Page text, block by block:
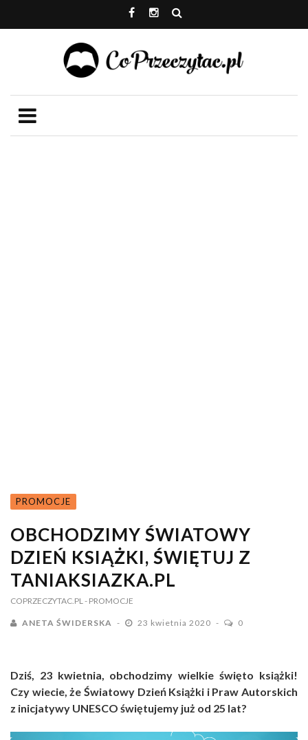
PROMOCJE
OBCHODZIMY ŚWIATOWY
DZIEŃ KSIĄŻKI, ŚWIĘTUJ Z
TANIAKSIAZKA.PL
COPRZECZYTAC.PL - PROMOCJE
ANETA ŚWIDERSKA 23 kwietnia 2020 0
Dziś, 23 kwietnia, obchodzimy wielkie święto książki!
Czy wiecie, że Światowy Dzień Książki i Praw Autorskich
z inicjatywy UNESCO świętujemy już od 25 lat?